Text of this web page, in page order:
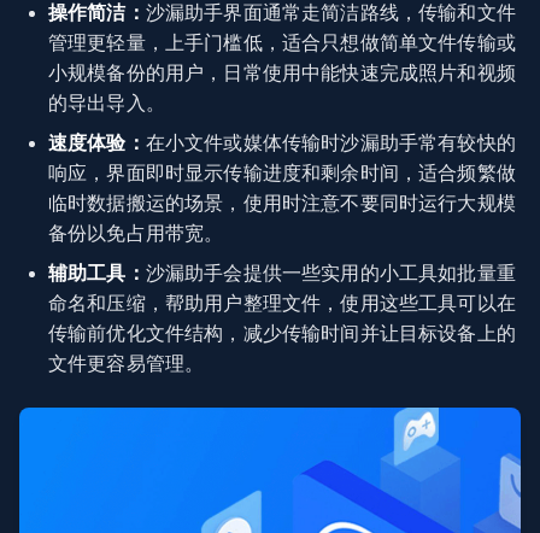
操作简洁： 沙漏助手界面通常走简洁路线，传输和文件
管理更轻量，上手门槛低，适合只想做简单文件传输或
小规模备份的用户，日常使用中能快速完成照片和视频
的导出导入。
速度体验： 在小文件或媒体传输时沙漏助手常有较快的
响应，界面即时显示传输进度和剩余时间，适合频繁做
临时数据搬运的场景，使用时注意不要同时运行大规模
备份以免占用带宽。
辅助工具： 沙漏助手会提供一些实用的小工具如批量重
命名和压缩，帮助用户整理文件，使用这些工具可以在
传输前优化文件结构，减少传输时间并让目标设备上的
文件更容易管理。